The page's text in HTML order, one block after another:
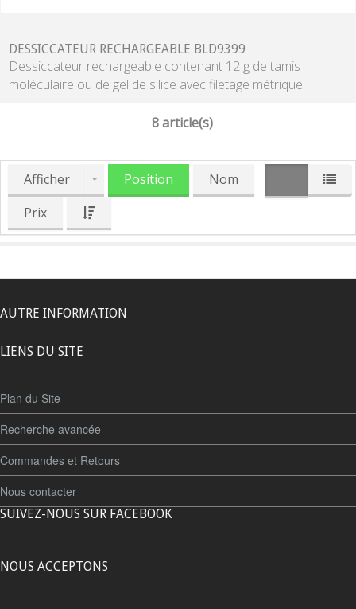
DESSICCATEUR RECHARGEABLE BLD9399
Dessiccateur rechargeable contenant 12 g de tamis
moléculaire ou de gel de silice avec filetage métrique.
8 article(s)
Afficher Position
Nom
Prix
AUTRE INFORMATION
LIENS DU SITE
Plan du Site
Recherche avancée
Commandes et Retours
Nous contacter
SUIVEZ-NOUS SUR FACEBOOK
NOUS ACCEPTONS